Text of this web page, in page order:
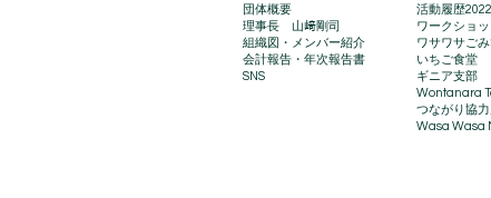
団体概要
理事長 山﨑剛司
組織図・メンバー紹介
会計報告​・年次報告書
SNS
活動履歴
ワークショ
ワサワサご
いちご食堂
ギニア支部
Wontanara
つながり協
Wasa Wasa